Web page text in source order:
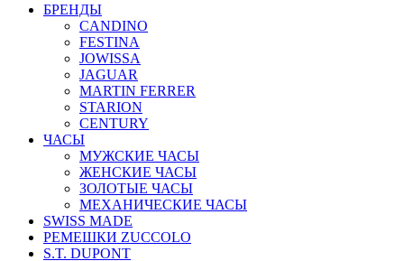
БРЕНДЫ
CANDINO
FESTINA
JOWISSA
JAGUAR
MARTIN FERRER
STARION
CENTURY
ЧАСЫ
МУЖСКИЕ ЧАСЫ
ЖЕНСКИЕ ЧАСЫ
ЗОЛОТЫЕ ЧАСЫ
МЕХАНИЧЕСКИЕ ЧАСЫ
SWISS MADE
РЕМЕШКИ ZUCCOLO
S.T. DUPONT